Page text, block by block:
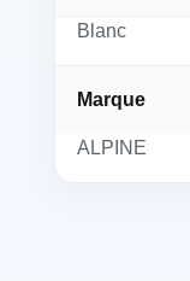
Blanc
Marque
ALPINE